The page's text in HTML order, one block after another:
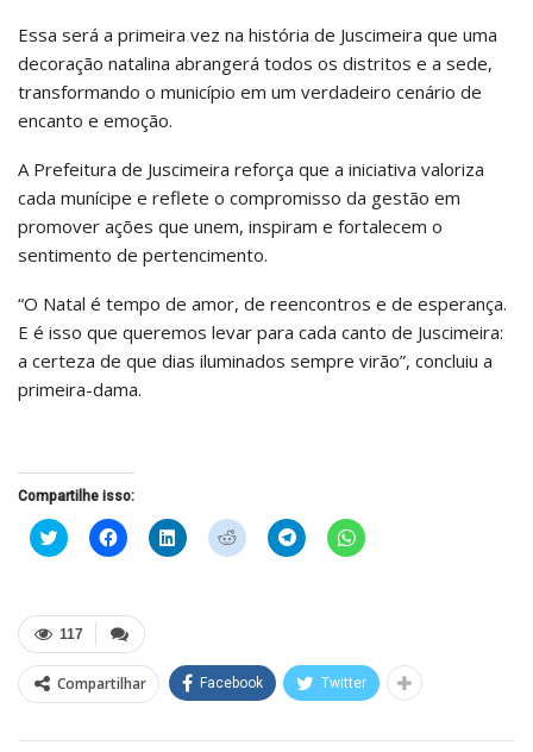
Essa será a primeira vez na história de Juscimeira que uma
decoração natalina abrangerá todos os distritos e a sede,
transformando o município em um verdadeiro cenário de
encanto e emoção.
A Prefeitura de Juscimeira reforça que a iniciativa valoriza
cada munícipe e reflete o compromisso da gestão em
promover ações que unem, inspiram e fortalecem o
sentimento de pertencimento.
“O Natal é tempo de amor, de reencontros e de esperança.
E é isso que queremos levar para cada canto de Juscimeira:
a certeza de que dias iluminados sempre virão”, concluiu a
primeira-dama.
Compartilhe isso:
Clique
para
em
nova
janela)
Clique
para
em
nova
janela)
Clique
para
Clique
para
Clique
para
Clique
para
117
Compartilhar Facebook Twitter